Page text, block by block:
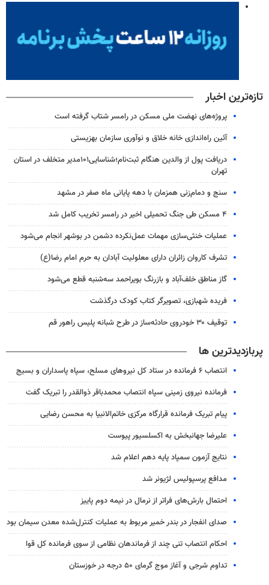
تازه‌ترین اخبار
پروژه‌های نهضت ملی مسکن در رامسر شتاب گرفته است
آئین راه‌اندازی خانه خلاق و نوآوری سازمان بهزیستی
دریافت پول از والدین هنگام ثبت‌نام؛شناسایی۱۰۱مدیر متخلف در استان
تهران
سنج و دمام‌زنی همزمان با دهه پایانی ماه صفر در مشهد
۴ مسکن طی جنگ تحمیلی اخیر در رامسر تخریب کامل شد
عملیات خنثی‌سازی مهمات عمل‌نکرده دشمن در بوشهر انجام می‌شود
تشرف کاروان زائران دارای معلولیت آبادان به حرم امام رضا(ع)
گاز مناطق خلف‌آباد و بازرنگ بویراحمد سه‌شنبه قطع می‌شود
فریده شهبازی، تصویرگر کتاب کودک درگذشت
توقیف ۳۰ خودروی حادثه‌ساز در طرح شبانه پلیس راهور قم
پربازدیدترین ها
انتصاب ۶ فرمانده در ستاد کل نیروهای مسلح، سپاه پاسداران و بسیج
فرمانده نیروی زمینی سپاه انتصاب محمدباقر ذوالقدر را تبریک گفت
پیام تبریک فرمانده قرارگاه مرکزی خاتم‌الانبیا به محسن رضایی
علیرضا جهانبخش به اکسلسیور پیوست
نتایج آزمون سمپاد پایه دهم اعلام شد
مدافع پرسپولیس لژیونر شد
احتمال بارش‌های فراتر از نرمال در نیمه دوم پاییز
صدای انفجار در بندر خمیر مربوط به عملیات کنترل‌شده معدن سیمان بود
احکام انتصاب تنی چند از فرماندهان نظامی از سوی فرمانده کل قوا
تداوم شرجی و آغاز موج گرمای ۵۰ درجه در خوزستان